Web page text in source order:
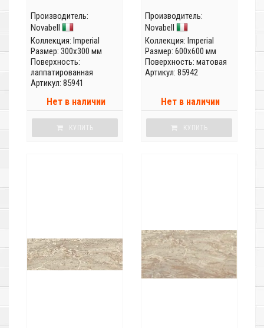
Производитель:
Novabell
Коллекция: Imperial
Размер: 300x300 мм
Поверхность:
лаппатированная
Артикул: 85941
Нет в наличии
КУПИТЬ
Производитель:
Novabell
Коллекция: Imperial
Размер: 600x600 мм
Поверхность: матовая
Артикул: 85942
Нет в наличии
КУПИТЬ